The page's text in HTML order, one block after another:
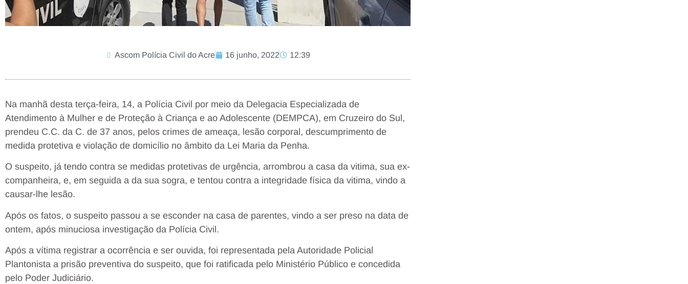
Ascom Polícia Civil do Acre 16 junho, 2022 12:39
Na manhã desta terça-feira, 14, a Polícia Civil por meio da Delegacia Especializada de
Atendimento à Mulher e de Proteção à Criança e ao Adolescente (DEMPCA), em Cruzeiro do Sul,
prendeu C.C. da C. de 37 anos, pelos crimes de ameaça, lesão corporal, descumprimento de
medida protetiva e violação de domicílio no âmbito da Lei Maria da Penha.
O suspeito, já tendo contra se medidas protetivas de urgência, arrombrou a casa da vitima, sua ex-
companheira, e, em seguida a da sua sogra, e tentou contra a integridade física da vitima, vindo a
causar-lhe lesão.
Após os fatos, o suspeito passou a se esconder na casa de parentes, vindo a ser preso na data de
ontem, após minuciosa investigação da Polícia Civil.
Após a vítima registrar a ocorrência e ser ouvida, foi representada pela Autoridade Policial
Plantonista a prisão preventiva do suspeito, que foi ratificada pelo Ministério Público e concedida
pelo Poder Judiciário.